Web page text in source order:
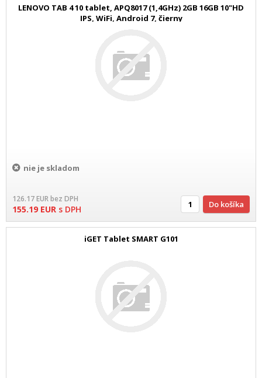
LENOVO TAB 4 10 tablet, APQ8017 (1,4GHz) 2GB 16GB 10"HD
IPS, WiFi, Android 7, čierny
nie je skladom
126.17EURbez DPH
155.19 EUR s DPH Do košíka
iGET Tablet SMART G101